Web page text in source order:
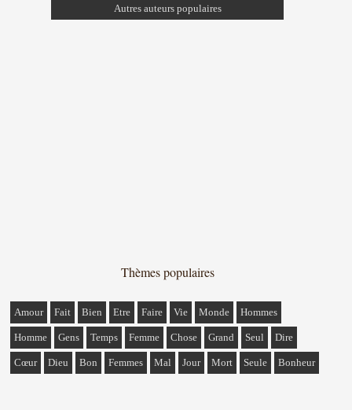
Autres auteurs populaires
Thèmes populaires
Amour Fait Bien Etre Faire Vie Monde Hommes
Homme Gens Temps Femme Chose Grand Seul Dire
Cœur Dieu Bon Femmes Mal Jour Mort Seule Bonheur